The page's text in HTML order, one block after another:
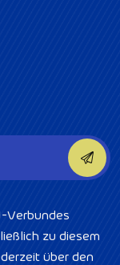
Verbundes
zu diesem
über den